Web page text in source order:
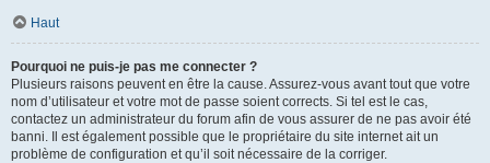
Haut
Pourquoi ne puis-je pas me connecter ?
Plusieurs raisons peuvent en être la cause. Assurez-vous avant tout que votre
nom d’utilisateur et votre mot de passe soient corrects. Si tel est le cas,
contactez un administrateur du forum afin de vous assurer de ne pas avoir été
banni. Il est également possible que le propriétaire du site internet ait un
problème de configuration et qu’il soit nécessaire de la corriger.